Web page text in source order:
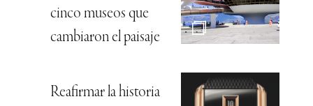
cinco museos que
cambiaron el paisaje
Reafirmar la historia